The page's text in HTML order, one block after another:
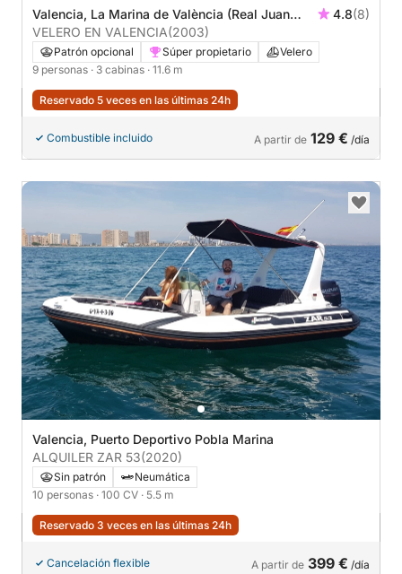
Valencia, La Marina de València (Real Juan
Carlos)
4.8(8)
VELERO EN VALENCIA(2003)
Patrón opcional Súper propietario
Velero
9 personas · 3 cabinas · 11.6 m
Reservado 5 veces en las últimas 24h
Combustible incluido A partir de 129 € /día
Valencia, Puerto Deportivo Pobla Marina
ALQUILER ZAR 53(2020)
Sin patrón
Neumática
10 personas · 100 CV · 5.5 m
Reservado 3 veces en las últimas 24h
Cancelación flexible A partir de 399 € /día